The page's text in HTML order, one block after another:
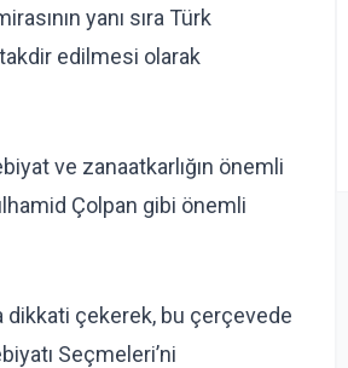
yanı sıra Türk
edilmesi olarak
ve zanaatkarlığın önemli
Çolpan gibi önemli
dikkati çekerek, bu çerçevede
Seçmeleri’ni